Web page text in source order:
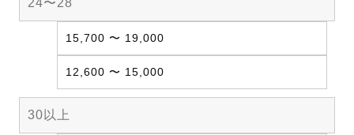
24〜28
15,700 〜 19,000
12,600 〜 15,000
30以上